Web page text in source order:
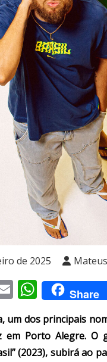
de 2025
Email Share
um dos principais
em Porto Alegre. O
(2023), subirá ao